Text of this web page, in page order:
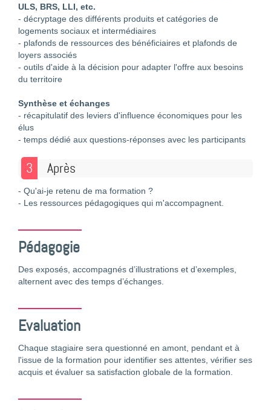
ULS, BRS, LLI, etc.
- décryptage des différents produits et catégories de
logements sociaux et intermédiaires
- plafonds de ressources des bénéficiaires et plafonds de
loyers associés
- outils d'aide à la décision pour adapter l'offre aux besoins
du territoire
Synthèse et échanges
- récapitulatif des leviers d'influence économiques pour les
élus
- temps dédié aux questions-réponses avec les participants
3 Après
- Qu'ai-je retenu de ma formation ?
- Les ressources pédagogiques qui m'accompagnent.
Pédagogie
Des exposés, accompagnés d’illustrations et d’exemples,
alternent avec des temps d’échanges.
Evaluation
Chaque stagiaire sera questionné en amont, pendant et à
l'issue de la formation pour identifier ses attentes, vérifier ses
acquis et évaluer sa satisfaction globale de la formation.